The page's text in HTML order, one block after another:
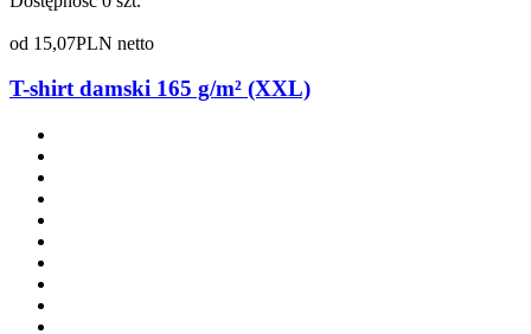
od 15,07PLN netto
T-shirt damski 165 g/m² (XXL)